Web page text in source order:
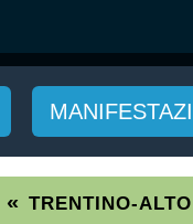
« TRENTINO-